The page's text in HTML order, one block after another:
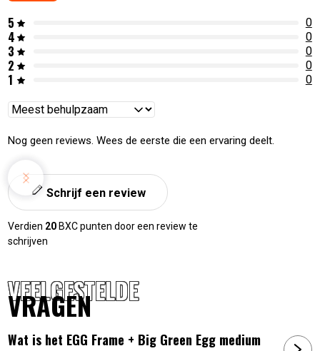
5 0
4 0
3 0
2 0
1 0
Reviews
Nog geen reviews. Wees de eerste die een ervaring deelt.
Schrijf een review
Verdien 20 BXC punten door een review te
schrijven
VEELGESTELDE
VRAGEN
Wat is het EGG Frame + Big Green Egg medium